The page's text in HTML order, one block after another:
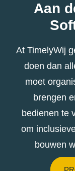
Aan
At TimelyWij
doen dan
moet
brengen
bedienen te
om
bouwen